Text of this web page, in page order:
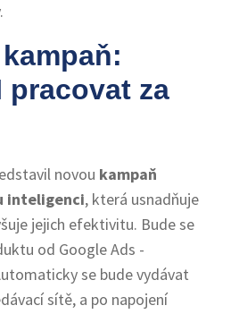
pracovat za
novou kampaň
inteligenci, která usnadňuje
jejich efektivitu. Bude se
od Google Ads -
se bude vydávat
sítě, a po napojení